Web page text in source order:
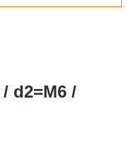
d2=M6 /